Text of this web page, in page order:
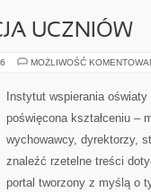
UCZNIÓW
MOŻLIWOŚĆ
Instytut wspierania
poświęcona kształceniu –
wychowawcy, dyrektorzy,
znaleźć rzetelne treści
portal tworzony z myślą o